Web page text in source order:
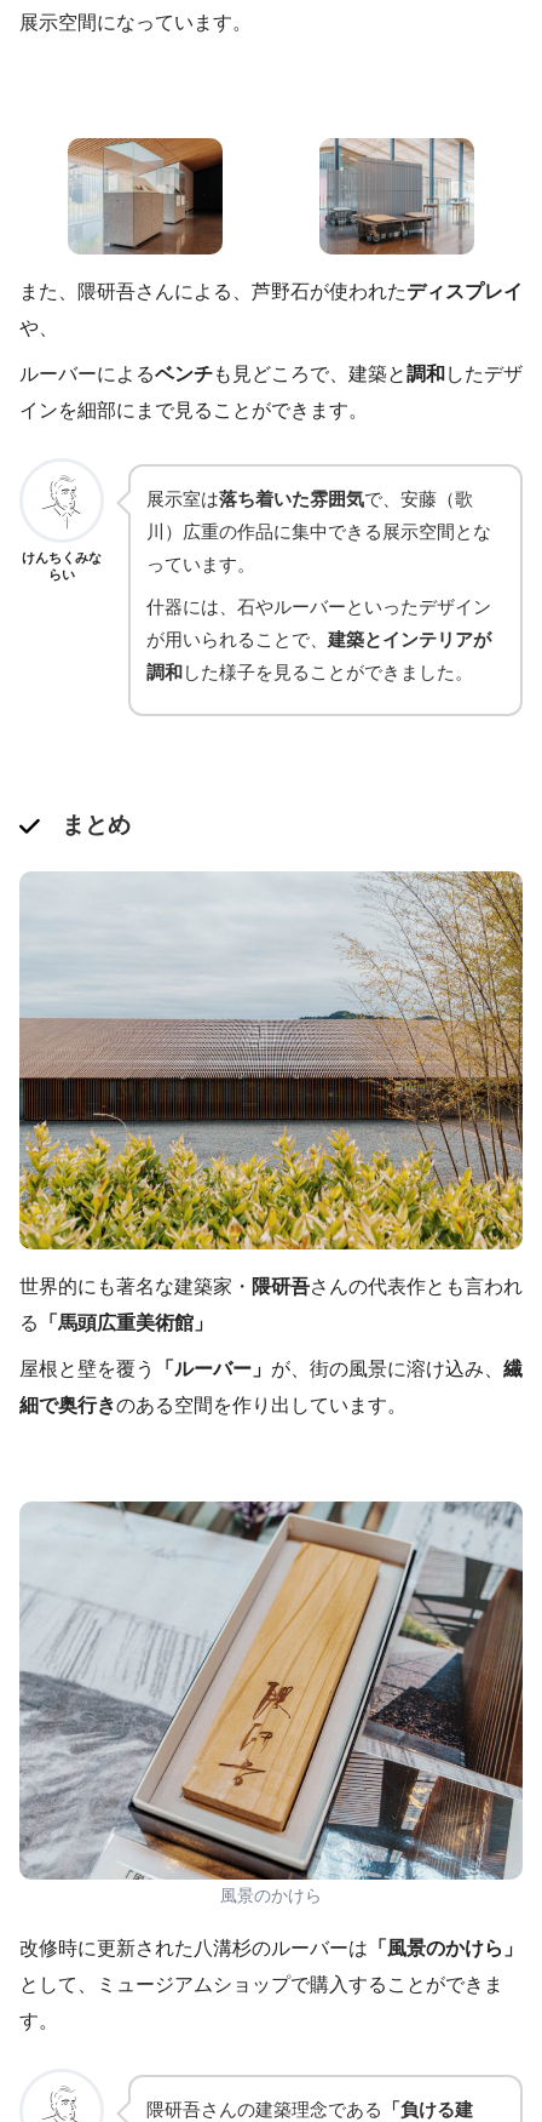
展示空間になっています。
また、隈研吾さんによる、芦野石が使われたディスプレイ
や、
ルーバーによるベンチも見どころで、建築と調和 したデザ
インを細部にまで見ることができます。
けんちくみな
らい
展示室は落ち着いた雰囲気で、安藤（歌
川）広重の作品に集中できる展示空間とな
っています。
什器には、石やルーバーといったデザイン
が用いられることで、 建築とインテリアが
調和した様子を見ることができました。
まとめ
世界的にも著名な建築家・ 隈研吾さんの代表作とも言われ
る
「馬頭広重美術館」
屋根と壁を覆う 「ルーバー」 が、街の風景に溶け込み、 繊
細で奥行きのある空間を作り出しています。
風景のかけら
改修時に更新された八溝杉のルーバーは 「風景のかけら」
として、ミュージアムショップで購入することができま
す。
隈研吾さんの建築理念である
「負ける建